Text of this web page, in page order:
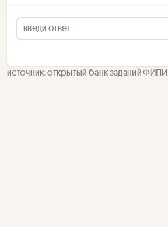
источник: открытый банк заданий ФИПИ